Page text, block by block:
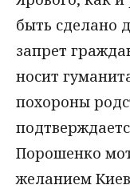
быть сделано
запрет
носит
похороны
Порошенко
желанием